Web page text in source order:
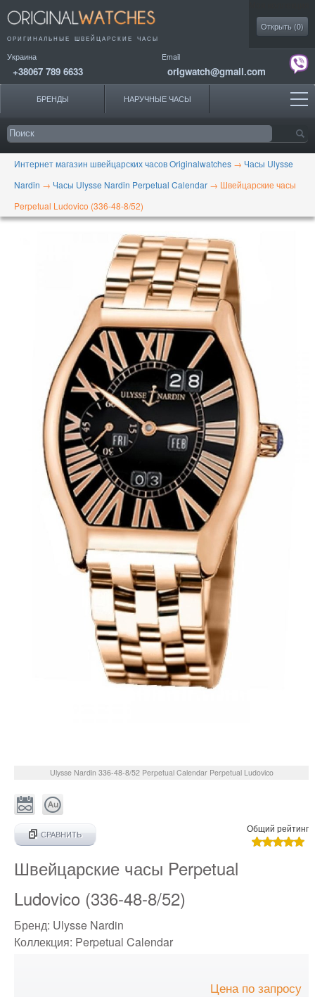
ОРИГИНАЛЬНЫЕ ШВЕЙЦАРСКИЕ ЧАСЫ
Украина
+38067 789 6633
Email
origwatch@gmail.com
Открыть (0)
БРЕНДЫ НАРУЧНЫЕ ЧАСЫ
Интернет магазин швейцарских часов Originalwatches → Часы Ulysse
Nardin → Часы Ulysse Nardin Perpetual Calendar → Швейцарские часы
Perpetual Ludovico (336-48-8/52)
Ulysse Nardin 336-48-8/52 Perpetual Calendar Perpetual Ludovico
СРАВНИТЬ
Общий рейтинг
Швейцарские часы Perpetual
Ludovico (336-48-8/52)
Бренд: Ulysse Nardin
Коллекция: Perpetual Calendar
Цена по запросу